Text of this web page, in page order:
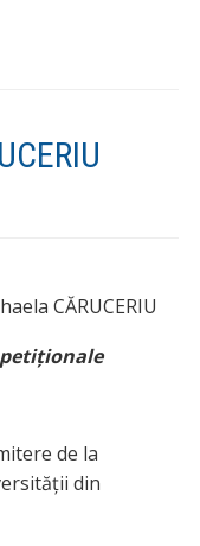
CĂRUCERIU
de la
din